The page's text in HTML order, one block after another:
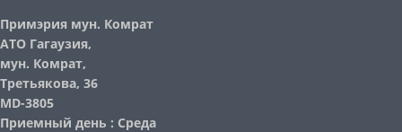
Примэрия мун. Комрат
АТО Гагаузия,
мун. Комрат,
Третьякова, 36
MD-3805
Приемный день : Среда